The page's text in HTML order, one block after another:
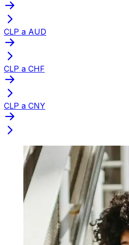
CLP a AUD
CLP a CHF
CLP a CNY